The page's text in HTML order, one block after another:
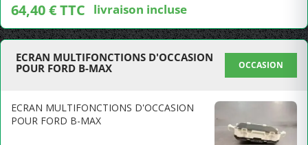
64,40 € TTC livraison incluse
ECRAN MULTIFONCTIONS D'OCCASION
POUR FORD B-MAX
OCCASION
ECRAN MULTIFONCTIONS D'OCCASION
POUR FORD B-MAX